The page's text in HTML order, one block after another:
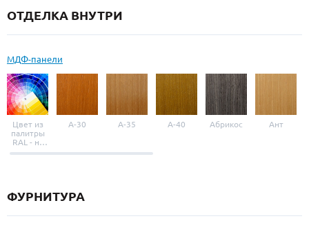
ОТДЕЛКА ВНУТРИ
МДФ-панели
Цвет из
палитры
RAL - на
выбор
A-30 A-35 A-40 Абрикос Ант
ФУРНИТУРА